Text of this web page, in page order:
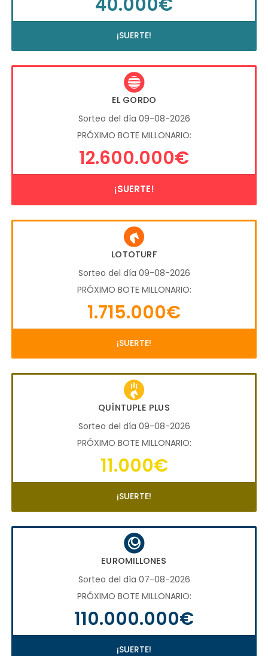
¡SUERTE!
EL GORDO
Sorteo del día 09-08-2026
PRÓXIMO BOTE MILLONARIO:
12.600.000€
¡SUERTE!
LOTOTURF
Sorteo del día 09-08-2026
PRÓXIMO BOTE MILLONARIO:
1.715.000€
¡SUERTE!
QUÍNTUPLE PLUS
Sorteo del día 09-08-2026
PRÓXIMO BOTE MILLONARIO:
11.000€
¡SUERTE!
EUROMILLONES
Sorteo del día 07-08-2026
PRÓXIMO BOTE MILLONARIO:
110.000.000€
¡SUERTE!